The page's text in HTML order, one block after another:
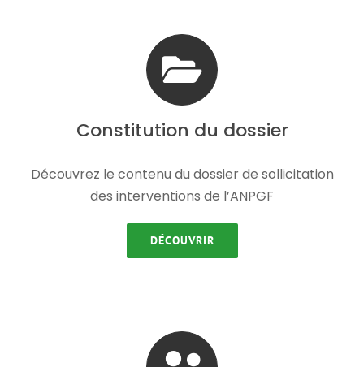
Constitution du dossier
Découvrez le contenu du dossier de sollicitation
des interventions de l’ANPGF
DÉCOUVRIR